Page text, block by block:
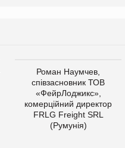
Роман Наумчев,
співзасновник ТОВ
«ФейрЛоджикс»,
комерційний директор
FRLG Freight SRL
(Румунія)